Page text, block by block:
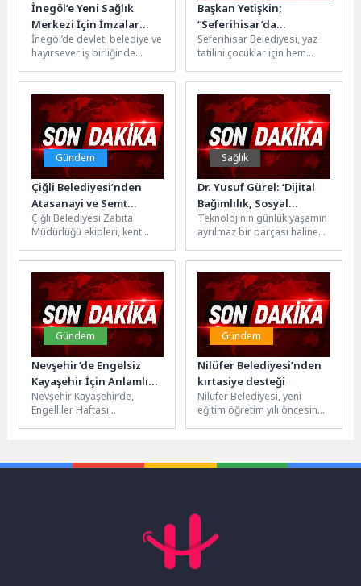
İnegöl’e Yeni Sağlık
Merkezi İçin İmzalar
Atıldı
İnegöl’de devlet, belediye ve
hayırsever iş birliğinde
yatırımlarına bir yenisi daha
ekleniyor. İnegöl...
Başkan Yetişkin;
“Seferihisar’da
önceliğimiz
çocuklarımız”
Seferihisar Belediyesi, yaz
tatilini çocuklar için hem
getirecek kapsamlı bir...
Gündem
Çiğli Belediyesi’nden
Atasanayi ve Semt
Pazarlarında Kapsamlı
Zabıta Denetimi
Çiğli Belediyesi Zabıta
Müdürlüğü ekipleri, kent
güvenliğini artırmak ve
kamusal alanların amacına...
Sağlık
Dr. Yusuf Gürel: ‘Dijital
Bağımlılık, Sosyal
İzolasyon ve Anksiyeteyi
Tetikliyor’
Teknolojinin günlük yaşamın
ayrılmaz bir parçası haline
bağımlılık, özellikle çocuklar
ve gençler...
Gündem
Nevşehir’de Engelsiz
Kayaşehir İçin Anlamlı
Etkinlik
Nevşehir Kayaşehir’de,
Engelliler Haftası
gerçekleştirilen
Gündem
Nilüfer Belediyesi’nden
kırtasiye desteği
Nilüfer Belediyesi, yeni
eğitim öğretim yılı öncesinde
belediyecilik...